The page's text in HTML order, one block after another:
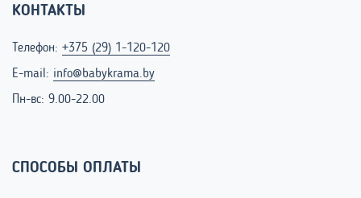
КОНТАКТЫ
Телефон: +375 (29) 1-120-120
E-mail: info@babykrama.by
Пн-вс: 9.00-22.00
СПОСОБЫ ОПЛАТЫ